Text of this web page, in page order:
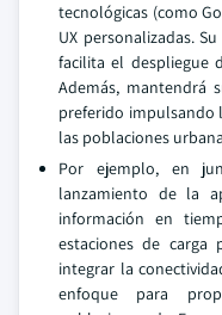
tecnológicas (como
UX personalizadas.
facilita el despliegue
Además, mantendrá
preferido impulsando
las poblaciones
Por ejemplo, en
lanzamiento de la
información en
estaciones de carga
integrar la
enfoque para